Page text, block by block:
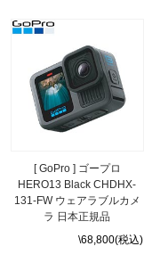
[ GoPro ] ゴープロ
HERO13 Black CHDHX-
131-FW ウェアラブルカメ
ラ 日本正規品
\68,800(税込)